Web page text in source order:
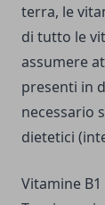
terra, le
di tutto le
assumere
presenti in
necessario
dietetici
Vitamine